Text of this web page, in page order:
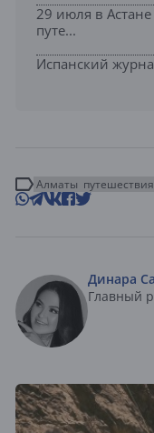
29 июля в
путе...
Испанский
Алматы путешествия
Динара
Главный